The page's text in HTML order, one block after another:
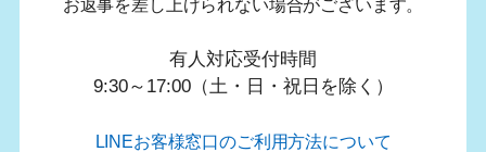
お返事を差し上げられない場合がございます。
有人対応受付時間
9:30～17:00（土・日・祝日を除く）
LINEお客様窓口のご利用方法について